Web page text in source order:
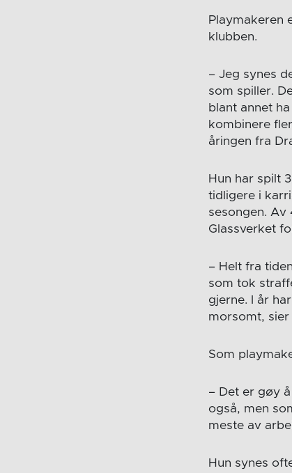
Playmakeren
klubben.
– Jeg synes
som spiller.
blant annet
kombinere
åringen fra
Hun har spilt
tidligere i
sesongen. Av
Glassverket
– Helt fra
som tok
gjerne. I år
morsomt, sier
Som
– Det er gøy
også, men
meste av
Hun synes